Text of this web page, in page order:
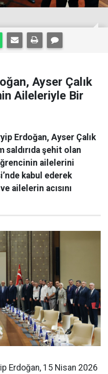
Ayser Çalık
Aileleriyle Bir
Erdoğan, Ayser Çalık
saldırıda şehit olan
ailelerini
kabul ederek
ailelerin acısını
Erdoğan, 15 Nisan 2026